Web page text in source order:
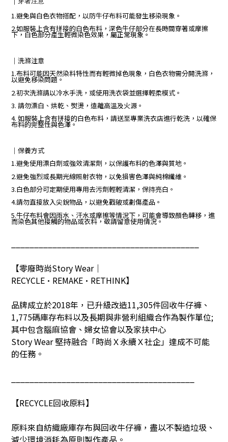
1.避免與白色衣物搭配，以防牛仔布料可能發生移染現象。
2.如服裝上含有拼接的白色布料，深色牛仔部分在長時間穿著或摩擦
下，白色部分產生輕微染色效果，屬正常現象。
｜ 洗滌注意
1.布料可能因天然染料特性而有輕微掉色現象，白色衣物需分開洗滌，
以避免移染問題。
2.初次洗滌請以冷水手洗，或使用洗衣袋並選擇輕柔模式。
3. 請勿漂白、烘乾、熨燙，遠離高溫及火源。
4. 如服裝上含有拼接的白色布料，請送至專業洗衣店進行乾洗，以確保
布料的完整性與色澤。
｜保養方式
1.避免使用漂白劑或強效清潔劑，以保護布料的色澤與質地。
2.避免強烈或長期光線照射衣物，以免損害色澤與純棉纖維。
3.白色部分可定期使用專用去污劑輕輕清潔，保持亮白。
4.請勿直接放入尖銳物品，以避免戳破或劃傷產品。
5.牛仔布料會因雨水、汗水或摩擦等情況下，可能會導致顏色轉移，進
而染色其他接觸的物品或衣料，敬請留意使用情況。
【零廢時尚Story Wear｜
RECYCLE•REMAKE•RETHINK】
品牌成立於2018年，已升級改造11,305件回收牛仔褲、
1,775碼庫存布料以及長期與非營利組織合作為製作單位;
其中包含腦麻協會、婦女協會以及家扶中心
Story Wear堅持融合「時尚Ｘ永續Ｘ社企」達成不可能
的任務。
【RECYCLE回收原料】
原料來自紡織廠庫存布與回收牛仔褲，盡以不製造垃圾、
減少環境消耗為原則製作產品。